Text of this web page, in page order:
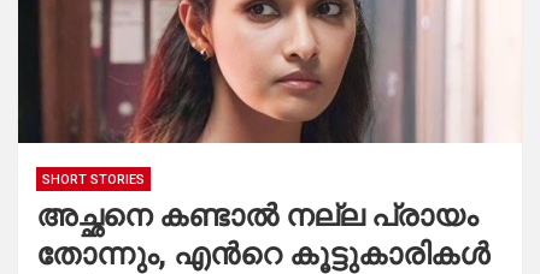
SHORT STORIES
അച്ഛനെ കണ്ടാൽ നല്ല പ്രായം
തോന്നും, എൻറെ കൂട്ടുകാരികൾ